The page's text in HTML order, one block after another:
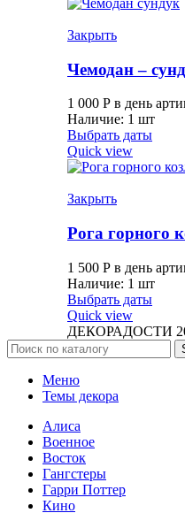
Закрыть
Чемодан –
1 000 Р в день
Наличие: 1 шт
Выбрать даты
Quick view
Закрыть
Рога горного
1 500 Р в день
Наличие: 1 шт
Выбрать даты
Quick view
ДЕКОРАДОСТИ
Меню
Темы декора
Алиса
Военное
Восток
Гангстеры
Гарри Поттер
Кино